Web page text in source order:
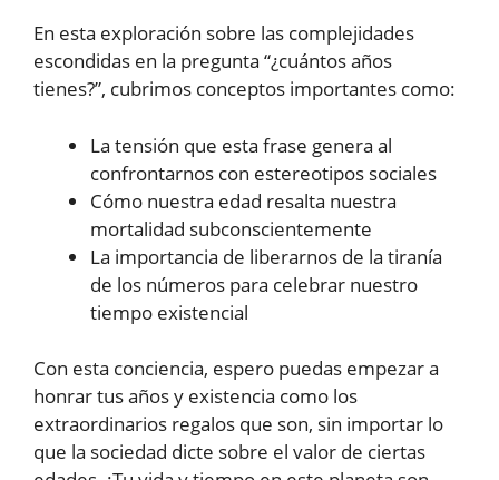
En esta exploración sobre las complejidades
escondidas en la pregunta “¿cuántos años
tienes?”, cubrimos conceptos importantes como:
La tensión que esta frase genera al
confrontarnos con estereotipos sociales
Cómo nuestra edad resalta nuestra
mortalidad subconscientemente
La importancia de liberarnos de la tiranía
de los números para celebrar nuestro
tiempo existencial
Con esta conciencia, espero puedas empezar a
honrar tus años y existencia como los
extraordinarios regalos que son, sin importar lo
que la sociedad dicte sobre el valor de ciertas